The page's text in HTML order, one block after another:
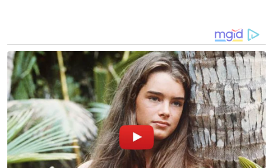
Artikel Berkaitan:
Zii Jia tarik diri Terbuka Jepun
MSN sahkan Zii Jia dalam keadaan baik, sedia hulur